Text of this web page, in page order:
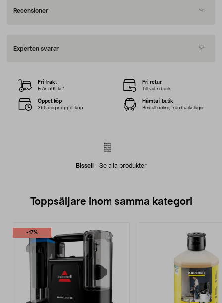
Recensioner
Experten svarar
Bissell - Se alla produkter
Fri frakt
Från 599 kr*
Fri retur
Till valfri butik
Öppet köp
365 dagar öppet köp
Hämta i butik
Beställ online, från butikslager
Toppsäljare inom samma kategori
-17%